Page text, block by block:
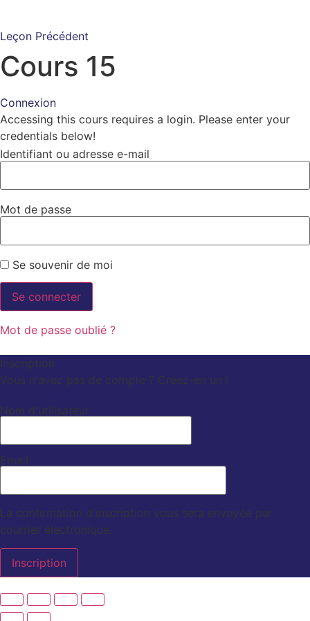
Leçon Précédent
Cours 15
Connexion
Accessing this cours requires a login. Please enter your
credentials below!
Identifiant ou adresse e-mail
Mot de passe
Se souvenir de moi
Mot de passe oublié ?
Inscription
Vous n'avez pas de compte ? Créez-en un !
Nom d'utilisateur
Email
La confirmation d'inscription vous sera envoyée par
courrier électronique.